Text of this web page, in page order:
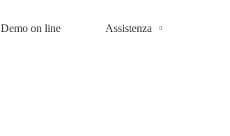
Demo on line Assistenza